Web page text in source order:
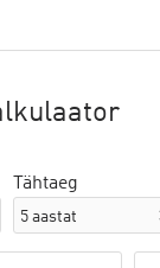
Tähtaeg